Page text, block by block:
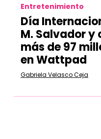
Entretenimiento
Día
M. Salvador y
más de 97
en Wattpad
Gabriela Velasco Ceja